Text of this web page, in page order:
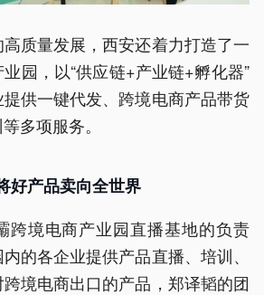
质量发展，西安还着力打造了一
园，以“供应链+产业链+孵化器”
供一键代发、跨境电商产品带货
多项服务。
好产品卖向全世界
跨境电商产业园直播基地的负责
的各企业提供产品直播、培训、
境电商出口的产品，郑译韬的团